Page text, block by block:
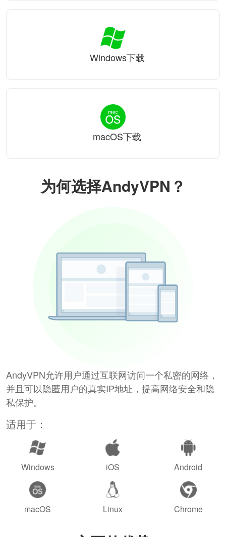
为何选择AndyVPN？
AndyVPN允许用户通过互联网访问一个私密的网络，
并且可以隐匿用户的真实IP地址，提高网络安全和隐
私保护。
适用于：
Windows iOS Android
macOS Linux Chrome
Windows下载
macOS下载